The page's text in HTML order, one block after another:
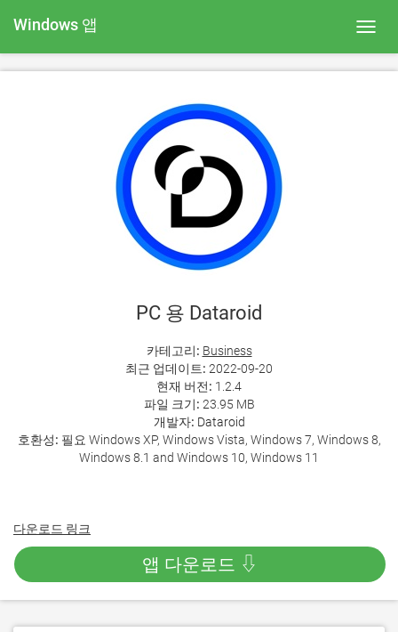
Windows 앱
PC 용 Dataroid
카테고리: Business
최근 업데이트: 2022-09-20
현재 버전: 1.2.4
파일 크기: 23.95 MB
개발자: Dataroid
호환성: 필요 Windows XP, Windows Vista, Windows 7, Windows 8,
Windows 8.1 and Windows 10, Windows 11
다운로드 링크
앱 다운로드 ⇩